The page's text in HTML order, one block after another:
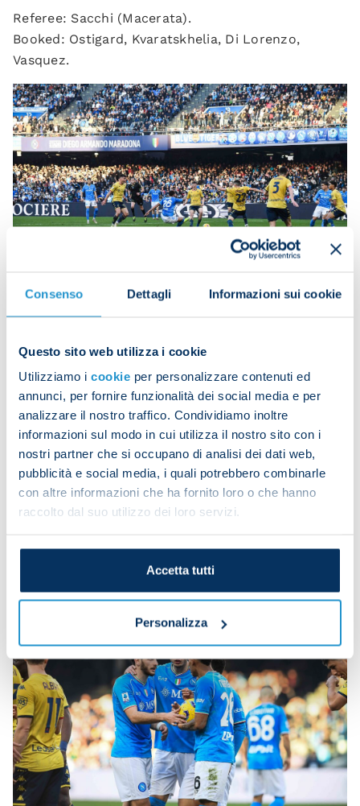
Consenso Dettagli Informazioni sui cookie
Questo sito web utilizza i cookie
Utilizziamo i cookie per personalizzare contenuti ed
annunci, per fornire funzionalità dei social media e per
analizzare il nostro traffico. Condividiamo inoltre
informazioni sul modo in cui utilizza il nostro sito con i
nostri partner che si occupano di analisi dei dati web,
pubblicità e social media, i quali potrebbero combinarle
con altre informazioni che ha fornito loro o che hanno
raccolto dal suo utilizzo dei loro servizi.
Accetta tutti
Personalizza
Referee: Sacchi (Macerata).
Booked: Ostigard, Kvaratskhelia, Di Lorenzo,
Vasquez.
Ngonge fires home the equaliser